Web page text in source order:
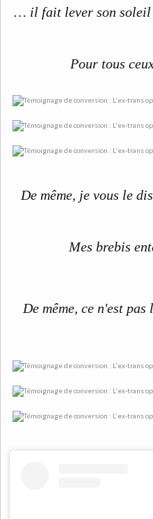
… il fait lever son soleil
Pour tous
De même, je vous le
Mes brebis
De même, ce n'est